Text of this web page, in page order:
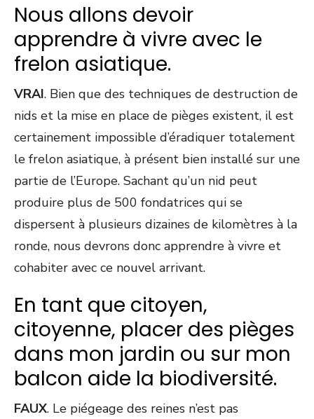
Nous allons devoir
apprendre à vivre avec le
frelon asiatique.
VRAI. Bien que des techniques de destruction de
nids et la mise en place de pièges existent, il est
certainement impossible d’éradiquer totalement
le frelon asiatique, à présent bien installé sur une
partie de l’Europe. Sachant qu’un nid peut
produire plus de 500 fondatrices qui se
dispersent à plusieurs dizaines de kilomètres à la
ronde, nous devrons donc apprendre à vivre et
cohabiter avec ce nouvel arrivant.
En tant que citoyen,
citoyenne, placer des pièges
dans mon jardin ou sur mon
balcon aide la biodiversité.
FAUX. Le piégeage des reines n’est pas